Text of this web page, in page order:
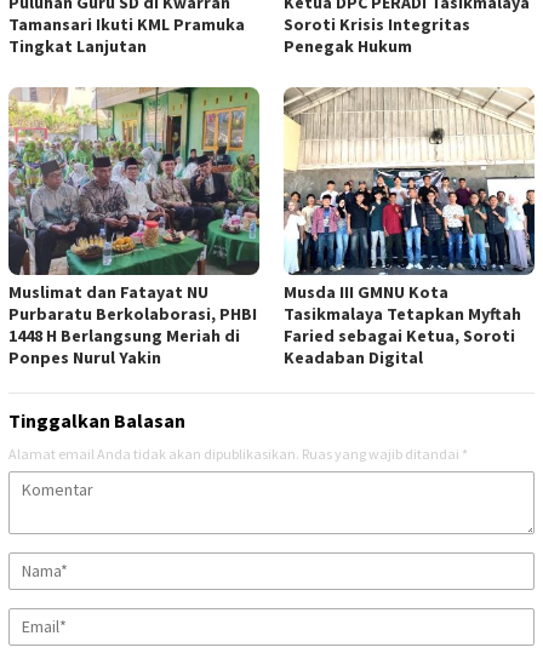
Tamansari Ikuti KML Pramuka
Tingkat Lanjutan
Soroti Krisis Integritas
Penegak Hukum
Muslimat dan Fatayat NU
Purbaratu Berkolaborasi, PHBI
1448 H Berlangsung Meriah di
Ponpes Nurul Yakin
Musda III GMNU Kota
Tasikmalaya Tetapkan Myftah
Faried sebagai Ketua, Soroti
Keadaban Digital
Tinggalkan Balasan
Alamat email Anda tidak akan dipublikasikan. Ruas yang wajib ditandai *